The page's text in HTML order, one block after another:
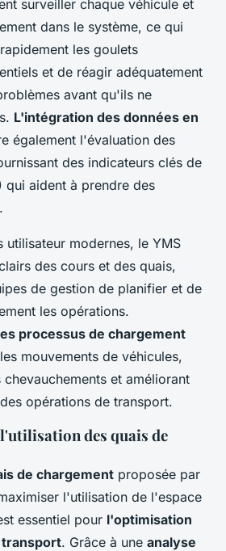
surveiller chaque véhicule et
dans le système, ce qui
les goulets
et de réagir adéquatement
avant qu'ils ne
L'intégration des données en
également l'évaluation des
des indicateurs clés de
qui aident à prendre des
utilisateur modernes, le YMS
des cours et des quais,
de gestion de planifier et de
les opérations.
processus de chargement
mouvements de véhicules,
chevauchements et améliorant
opérations de transport.
des quais de
de chargement proposée par
l'utilisation de l'espace
essentiel pour l'optimisation
. Grâce à une analyse